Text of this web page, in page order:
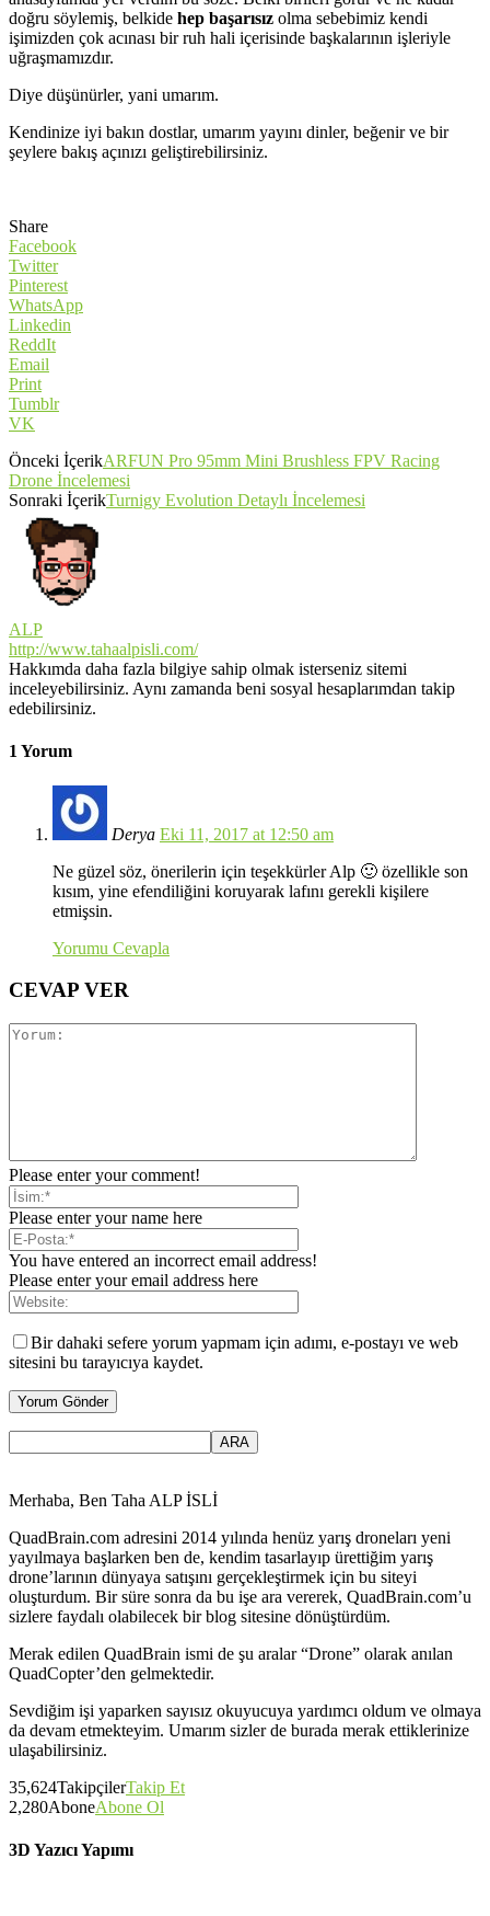
doğru söylemiş, belkide hep başarısız olma sebebimiz kendi
işimizden çok acınası bir ruh hali içerisinde başkalarının işleriyle
uğraşmamızdır.
Diye düşünürler, yani umarım.
Kendinize iyi bakın dostlar, umarım yayını dinler, beğenir ve bir
şeylere bakış açınızı geliştirebilirsiniz.
Share
Facebook
Twitter
Pinterest
WhatsApp
Linkedin
ReddIt
Email
Print
Tumblr
VK
Önceki İçerikARFUN Pro 95mm Mini Brushless FPV Racing
Drone İncelemesi
Sonraki İçerikTurnigy Evolution Detaylı İncelemesi
ALP
http://www.tahaalpisli.com/
Hakkımda daha fazla bilgiye sahip olmak isterseniz sitemi
inceleyebilirsiniz. Aynı zamanda beni sosyal hesaplarımdan takip
edebilirsiniz.
1 Yorum
Derya Eki 11, 2017 at 12:50 am
Ne güzel söz, önerilerin için teşekkürler Alp 🙂 özellikle son
kısım, yine efendiliğini koruyarak lafını gerekli kişilere
etmişsin.
Yorumu Cevapla
CEVAP VER
Please enter your comment!
Please enter your name here
You have entered an incorrect email address!
Please enter your email address here
Bir dahaki sefere yorum yapmam için adımı, e-postayı ve web
sitesini bu tarayıcıya kaydet.
Merhaba, Ben Taha ALP İSLİ
QuadBrain.com adresini 2014 yılında henüz yarış droneları yeni
yayılmaya başlarken ben de, kendim tasarlayıp ürettiğim yarış
drone’larının dünyaya satışını gerçekleştirmek için bu siteyi
oluşturdum. Bir süre sonra da bu işe ara vererek, QuadBrain.com’u
sizlere faydalı olabilecek bir blog sitesine dönüştürdüm.
Merak edilen QuadBrain ismi de şu aralar “Drone” olarak anılan
QuadCopter’den gelmektedir.
Sevdiğim işi yaparken sayısız okuyucuya yardımcı oldum ve olmaya
da devam etmekteyim. Umarım sizler de burada merak ettiklerinize
ulaşabilirsiniz.
35,624TakipçilerTakip Et
2,280AboneAbone Ol
3D Yazıcı Yapımı